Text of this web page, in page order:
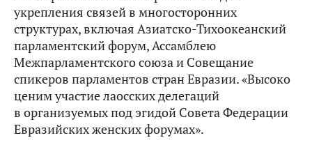
укрепления связей в многосторонних
структурах, включая Азиатско-Тихоокеанский
парламентский форум, Ассамблею
Межпарламентского союза и Совещание
спикеров парламентов стран Евразии. «Высоко
ценим участие лаосских делегаций
в организуемых под эгидой Совета Федерации
Евразийских женских форумах».